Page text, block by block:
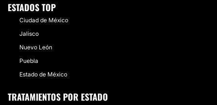
ESTADOS TOP
Ciudad de México
Jalisco
Nuevo León
Puebla
Estado de México
TRATAMIENTOS POR ESTADO